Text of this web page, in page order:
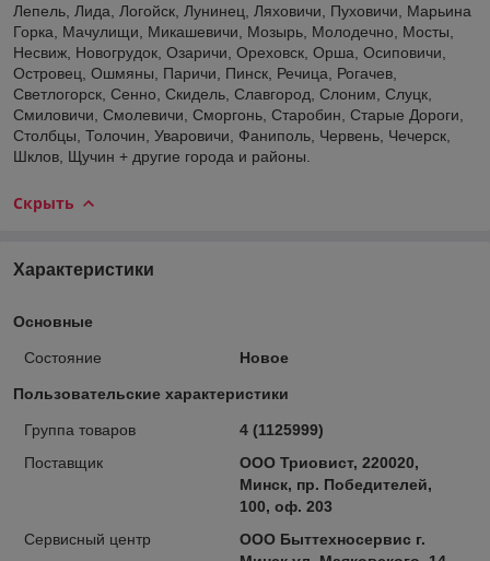
Лепель, Лида, Логойск, Лунинец, Ляховичи, Пуховичи, Марьина
Горка, Мачулищи, Микашевичи, Мозырь, Молодечно, Мосты,
Несвиж, Новогрудок, Озаричи, Ореховск, Орша, Осиповичи,
Островец, Ошмяны, Паричи, Пинск, Речица, Рогачев,
Светлогорск, Сенно, Скидель, Славгород, Слоним, Слуцк,
Смиловичи, Смолевичи, Сморгонь, Старобин, Старые Дороги,
Столбцы, Толочин, Уваровичи, Фаниполь, Червень, Чечерск,
Шклов, Щучин + другие города и районы.
Скрыть
Характеристики
Основные
Состояние Новое
Пользовательские характеристики
Группа товаров
4 (1125999)
Поставщик
ООО Триовист, 220020,
Минск, пр. Победителей,
100, оф. 203
Сервисный центр
ООО Быттехносервис г.